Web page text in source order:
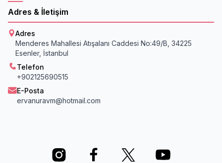
Adres & İletişim
Adres
Menderes Mahallesi Atışalanı Caddesi No:49/B, 34225
Esenler, İstanbul
Telefon
+902125690515
E-Posta
ervanuravm@hotmail.com